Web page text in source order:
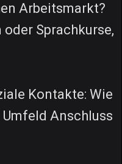
Arbeitsmarkt?
Sprachkurse,
Kontakte: Wie
Anschluss